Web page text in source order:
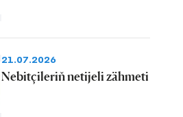
21.07.2026
Nebitçileriň netijeli zähmeti